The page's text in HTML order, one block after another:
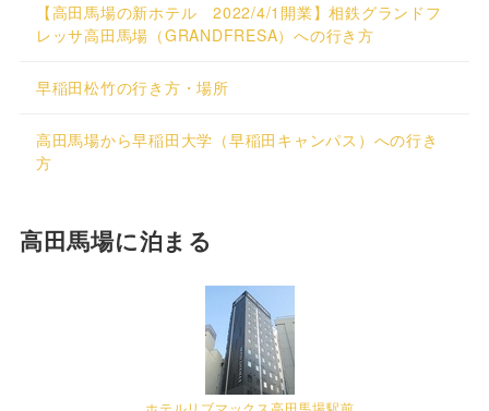
【高田馬場の新ホテル 2022/4/1開業】相鉄グランドフ
レッサ高田馬場（GRANDFRESA）への行き方
早稲田松竹の行き方・場所
高田馬場から早稲田大学（早稲田キャンパス）への行き
方
高田馬場に泊まる
ホテルリブマックス高田馬場駅前